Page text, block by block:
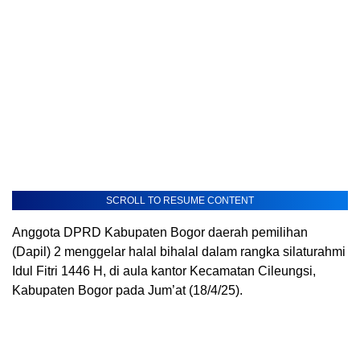
SCROLL TO RESUME CONTENT
Anggota DPRD Kabupaten Bogor daerah pemilihan
(Dapil) 2 menggelar halal bihalal dalam rangka silaturahmi
Idul Fitri 1446 H, di aula kantor Kecamatan Cileungsi,
Kabupaten Bogor pada Jum’at (18/4/25).